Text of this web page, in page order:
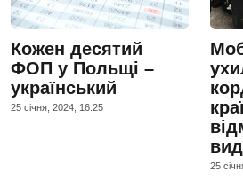
Кожен десятий
ФОП у Польщі –
український
25 сiчня, 2024, 16:25
25